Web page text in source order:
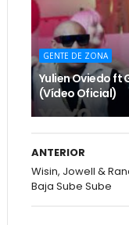
GENTE DE ZONA
Yulien Oviedo ft
(Vídeo Oficial)
ANTERIOR
Wisin, Jowell &
Baja Sube Sube